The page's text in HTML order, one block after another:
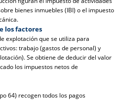
bienes inmuebles (IBI) o el impuesto
los factores
explotación que se utiliza para
trabajo (gastos de personal) y
Se obtiene de deducir del valor
los impuestos netos de
64) recogen todos los pagos